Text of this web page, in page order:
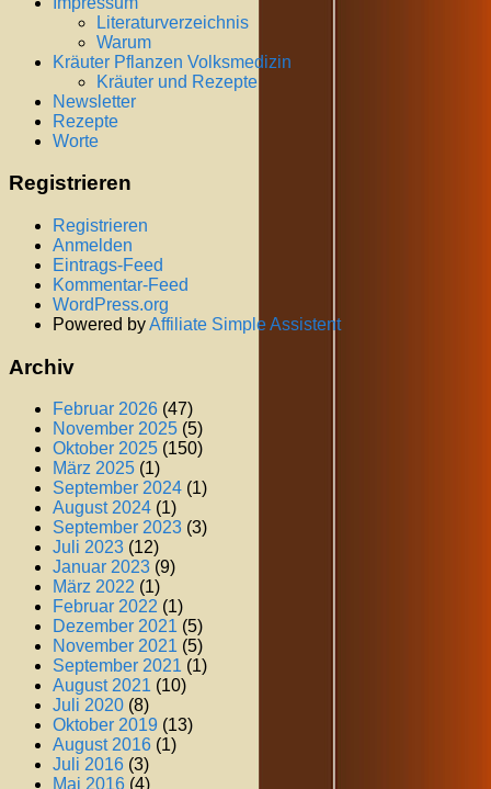
Literaturverzeichnis
Warum
Kräuter Pflanzen Volksmedizin
Kräuter und Rezepte
Newsletter
Rezepte
Worte
Registrieren
Registrieren
Anmelden
Eintrags-Feed
Kommentar-Feed
WordPress.org
Powered byAffiliate Simple Assistent
Archiv
Februar 2026 (47)
November 2025 (5)
Oktober 2025 (150)
März 2025 (1)
September 2024 (1)
August 2024 (1)
September 2023 (3)
Juli 2023 (12)
Januar 2023 (9)
März 2022 (1)
Februar 2022 (1)
Dezember 2021 (5)
November 2021 (5)
September 2021 (1)
August 2021 (10)
Juli 2020 (8)
Oktober 2019 (13)
August 2016 (1)
Juli 2016 (3)
Mai 2016 (4)